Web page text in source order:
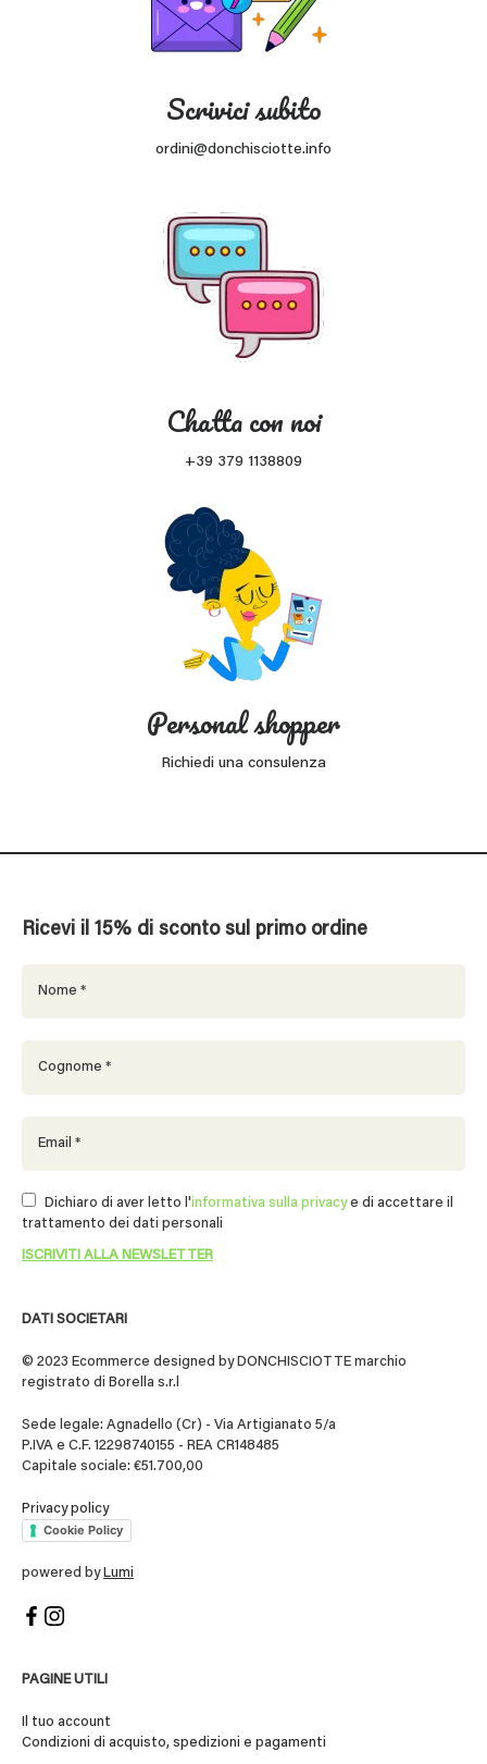
Scrivici subito
ordini@donchisciotte.info
Chatta con noi
+39 379 1138809
Personal shopper
Richiedi una consulenza
DATI SOCIETARI
© 2023 Ecommerce designed by DONCHISCIOTTE marchio
registrato di Borella s.r.l
Sede legale: Agnadello (Cr) - Via Artigianato 5/a
P.IVA e C.F. 12298740155 - REA CR148485
Capitale sociale: €51.700,00
Privacy policy
Cookie Policy
powered by Lumi
PAGINE UTILI
Il tuo account
Condizioni di acquisto, spedizioni e pagamenti
Ricevi il 15% di sconto sul primo ordine
Dichiaro di aver letto l'informativa sulla privacye di accettare il
trattamento dei dati personali